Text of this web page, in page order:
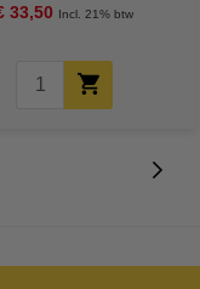
33,50 Incl. 21% btw